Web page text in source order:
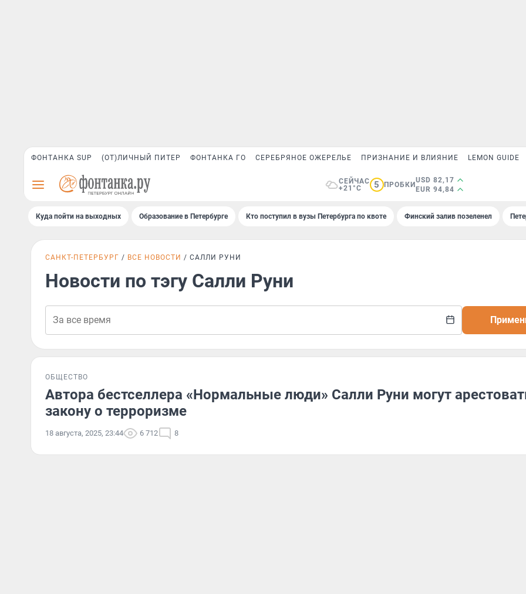
ФОНТАНКА SUP (ОТ)ЛИЧНЫЙ ПИТЕР ФОНТАНКА ГО СЕРЕБРЯНОЕ ОЖЕРЕЛЬЕ ПРИЗНАНИЕ И ВЛИЯНИЕ LEMON GUIDE
СЕЙЧАС
+21°C
5 ПРОБКИ
USD 82,17
EUR 94,84
Куда пойти на выходных Образование в Петербурге Кто поступил в вузы Петербурга по квоте Финский залив позеленел
САНКТ-ПЕТЕРБУРГ ВСЕ НОВОСТИ САЛЛИ РУНИ
Новости по тэгу Салли Руни
ОБЩЕСТВО
Автора бестселлера «Нормальные люди» Салли Руни могут
закону о терроризме
18 августа, 2025, 23:44 6 712 8